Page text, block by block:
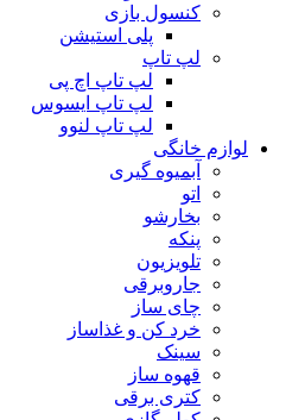
کنسول بازی
پلی استیشن
لپ تاپ
لپ تاپ اچ پی
لپ تاپ ایسوس
لپ تاپ لنوو
لوازم خانگی
آبمیوه گیری
اتو
بخارشو
پنکه
تلویزیون
جاروبرقی
چای ساز
خرد کن و غذاساز
سینک
قهوه ساز
کتری برقی